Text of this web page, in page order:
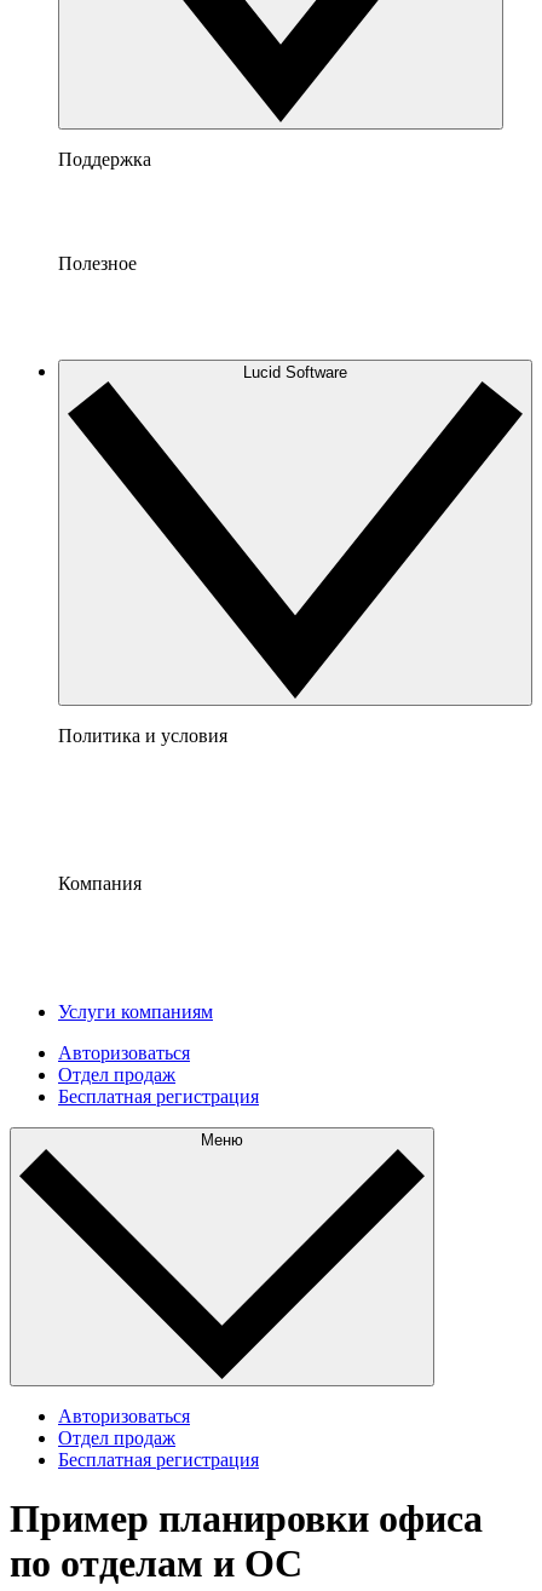
Поддержка
Полезное
Lucid Software
Политика и условия
Компания
Услуги компаниям
Авторизоваться
Отдел продаж
Бесплатная регистрация
Меню
Авторизоваться
Отдел продаж
Бесплатная регистрация
Пример планировки офиса
по отделам и ОС